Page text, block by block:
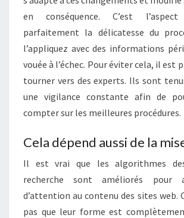
en conséquence. C’est
parfaitement la délicatesse du
l’appliquez avec des informations
vouée à l’échec. Pour éviter cela, il est
tourner vers des experts. Ils sont
une vigilance constante afin de
compter sur les meilleures procédures.
Cela dépend aussi de la
Il est vrai que les algorithmes
recherche sont améliorés pour
d’attention au contenu des sites web.
pas que leur forme est